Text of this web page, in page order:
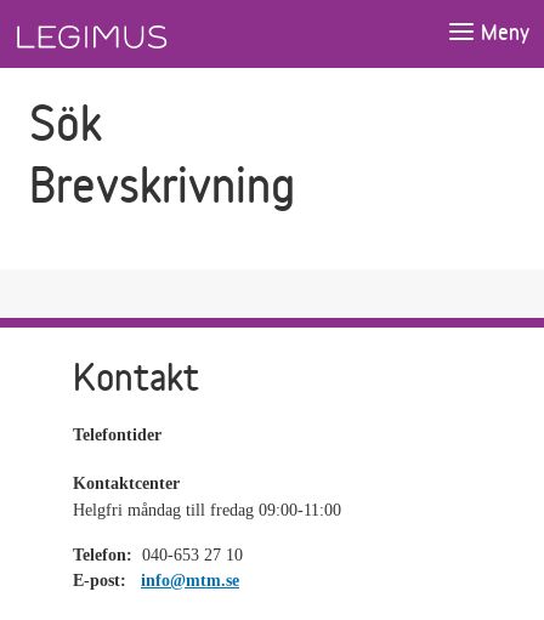
Meny
Sök
Brevskrivning
Kontakt
Telefontider
Kontaktcenter
Helgfri måndag till fredag 09:00-11:00
Telefon: 040-653 27 10
E-post:
info@mtm.se